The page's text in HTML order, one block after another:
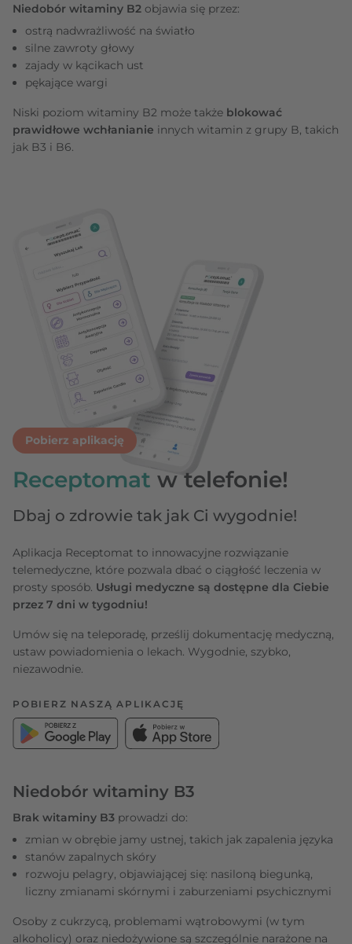
Niedobór witaminy B2 objawia się przez:
ostrą nadwrażliwość na światło
silne zawroty głowy
zajady w kącikach ust
pękające wargi
Niski poziom witaminy B2 może także blokować
prawidłowe wchłanianie innych witamin z grupy B, takich
jak B3 i B6.
Pobierz aplikację
Receptomat w telefonie!
Dbaj o zdrowie tak jak Ci wygodnie!
Aplikacja Receptomat to innowacyjne rozwiązanie
telemedyczne, które pozwala dbać o ciągłość leczenia w
prosty sposób. Usługi medyczne są dostępne dla Ciebie
przez 7 dni w tygodniu!
Umów się na teleporadę, prześlij dokumentację medyczną,
ustaw powiadomienia o lekach. Wygodnie, szybko,
niezawodnie.
POBIERZ NASZĄ APLIKACJĘ
Niedobór witaminy B3
Brak witaminy B3 prowadzi do:
zmian w obrębie jamy ustnej, takich jak zapalenia języka
stanów zapalnych skóry
rozwoju pelagry, objawiającej się: nasiloną biegunką,
liczny zmianami skórnymi i zaburzeniami psychicznymi
Osoby z cukrzycą, problemami wątrobowymi (w tym
alkoholicy) oraz niedożywione są szczególnie narażone na